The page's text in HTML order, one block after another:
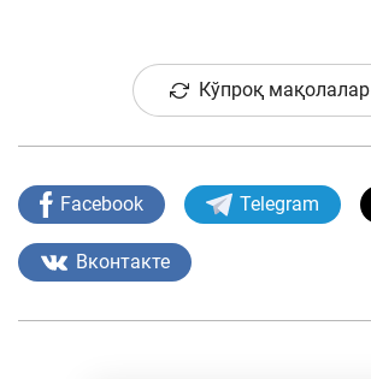
Кўпроқ мақолалар
Facebook Telegram
Вконтакте